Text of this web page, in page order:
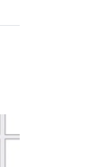
医
P
。
ー
ッ
の